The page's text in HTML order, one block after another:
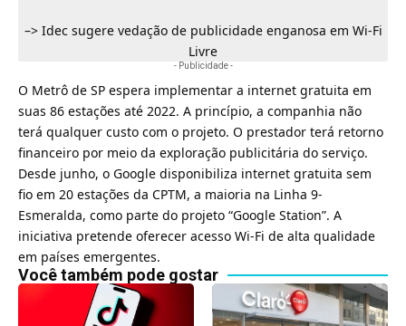
–> Idec sugere vedação de publicidade enganosa em Wi-Fi
Livre
- Publicidade -
O Metrô de SP espera implementar a internet gratuita em
suas 86 estações até 2022. A princípio, a companhia não
terá qualquer custo com o projeto. O prestador terá retorno
financeiro por meio da exploração publicitária do serviço.
Desde junho, o Google disponibiliza internet gratuita sem
fio em 20 estações da CPTM, a maioria na Linha 9-
Esmeralda, como parte do projeto “Google Station”. A
iniciativa pretende oferecer acesso Wi-Fi de alta qualidade
em países emergentes.
Você também pode gostar